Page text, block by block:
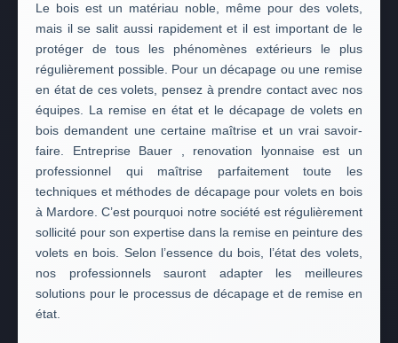
Le bois est un matériau noble, même pour des volets,
mais il se salit aussi rapidement et il est important de le
protéger de tous les phénomènes extérieurs le plus
régulièrement possible. Pour un décapage ou une remise
en état de ces volets, pensez à prendre contact avec nos
équipes. La remise en état et le décapage de volets en
bois demandent une certaine maîtrise et un vrai savoir-
faire. Entreprise Bauer , renovation lyonnaise est un
professionnel qui maîtrise parfaitement toute les
techniques et méthodes de décapage pour volets en bois
à Mardore. C’est pourquoi notre société est régulièrement
sollicité pour son expertise dans la remise en peinture des
volets en bois. Selon l’essence du bois, l’état des volets,
nos professionnels sauront adapter les meilleures
solutions pour le processus de décapage et de remise en
état.